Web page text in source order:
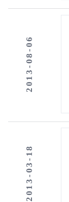
2013-08-06
2013-03-18